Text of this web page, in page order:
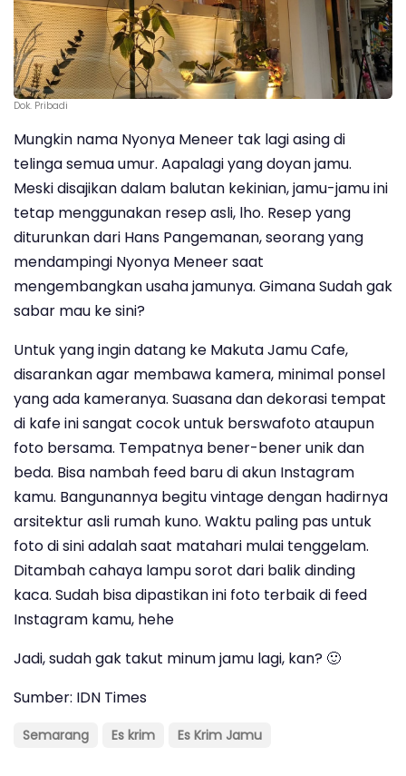
Dok. Pribadi
Mungkin nama Nyonya Meneer tak lagi asing di
telinga semua umur. Aapalagi yang doyan jamu.
Meski disajikan dalam balutan kekinian, jamu-jamu ini
tetap menggunakan resep asli, lho. Resep yang
diturunkan dari Hans Pangemanan, seorang yang
mendampingi Nyonya Meneer saat
mengembangkan usaha jamunya. Gimana Sudah gak
sabar mau ke sini?
Untuk yang ingin datang ke Makuta Jamu Cafe,
disarankan agar membawa kamera, minimal ponsel
yang ada kameranya. Suasana dan dekorasi tempat
di kafe ini sangat cocok untuk berswafoto ataupun
foto bersama. Tempatnya bener-bener unik dan
beda. Bisa nambah feed baru di akun Instagram
kamu. Bangunannya begitu vintage dengan hadirnya
arsitektur asli rumah kuno. Waktu paling pas untuk
foto di sini adalah saat matahari mulai tenggelam.
Ditambah cahaya lampu sorot dari balik dinding
kaca. Sudah bisa dipastikan ini foto terbaik di feed
Instagram kamu, hehe
Jadi, sudah gak takut minum jamu lagi, kan? 🙂
Sumber: IDN Times
Semarang Es krim Es Krim Jamu